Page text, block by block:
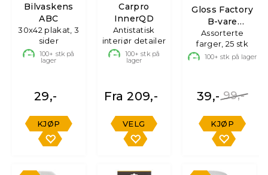
Bilvaskens
ABC
30x42 plakat, 3
sider
100+ stk på
lager
29,-
KJØP
Carpro
InnerQD
Antistatisk
interiør detailer
100+ stk på
lager
Fra 209,-
VELG
Gloss Factory
B-vare
Mikrofiberkluter
Assorterte
farger, 25 stk
100+ stk på lager
99,-
39,-
KJØP